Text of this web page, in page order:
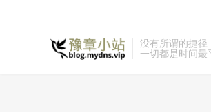
没有所谓的捷径
一切都是时间最